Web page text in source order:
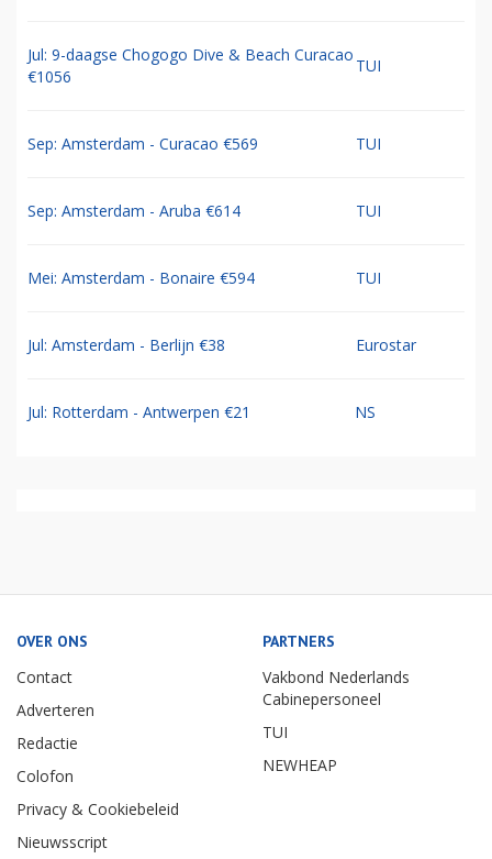
Jul: 9-daagse Chogogo Dive & Beach Curacao
€1056
TUI
Sep: Amsterdam - Curacao €569 TUI
Sep: Amsterdam - Aruba €614 TUI
Mei: Amsterdam - Bonaire €594 TUI
Jul: Amsterdam - Berlijn €38 Eurostar
Jul: Rotterdam - Antwerpen €21 NS
OVER ONS
Contact
Adverteren
Redactie
Colofon
Privacy & Cookiebeleid
Nieuwsscript
PARTNERS
Vakbond Nederlands
Cabinepersoneel
TUI
NEWHEAP